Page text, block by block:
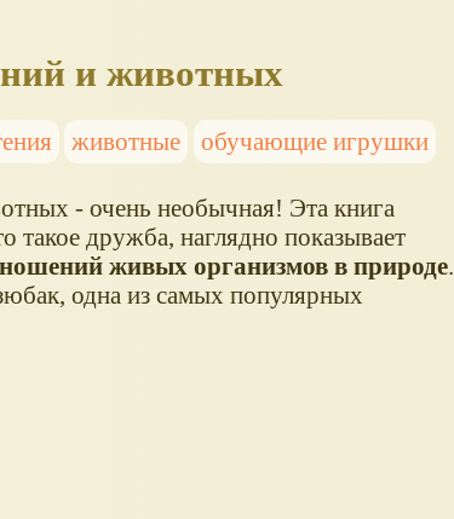
и животных
животные обучающие игрушки
- очень необычная! Эта книга
такое дружба, наглядно показывает
живых организмов в природе.
одна из самых популярных